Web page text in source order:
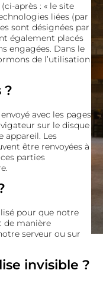
(ci-après : « le site
liées (par
sont désignées par
également placés
engagées. Dans le
de l’utilisation
?
avec les pages
sur le disque
appareil. Les
être renvoyées à
parties
pour que notre
de manière
serveur ou sur
invisible ?